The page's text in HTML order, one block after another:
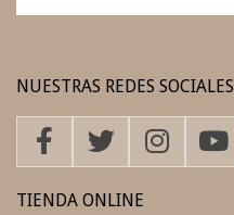
NUESTRAS REDES SOCIALES
TIENDA ONLINE